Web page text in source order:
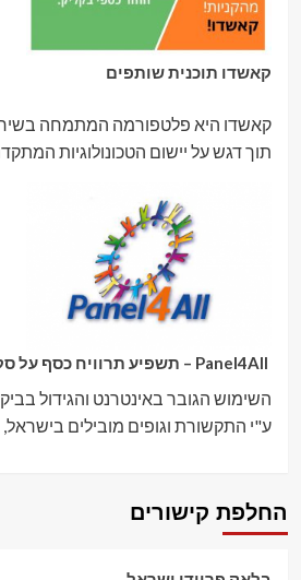
קאשדו תוכנית שותפים
קאשדו היא פלטפורמה המתמחה
תוך דגש על יישום הטכונולוגיות
השימוש הגובר באינטרנט והגידול
ע"י התקשורת וגופים מובילים בישראל,
החלפת קישורים